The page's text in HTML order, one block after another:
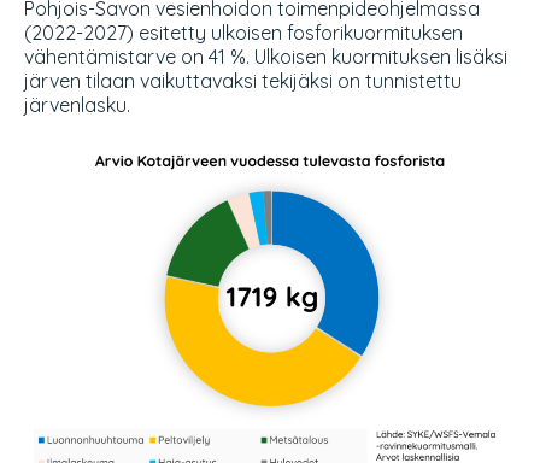
Pohjois-Savon vesienhoidon toimenpideohjelmassa
(2022-2027) esitetty ulkoisen fosforikuormituksen
vähentämistarve on 41 %. Ulkoisen kuormituksen lisäksi
järven tilaan vaikuttavaksi tekijäksi on tunnistettu
järvenlasku.